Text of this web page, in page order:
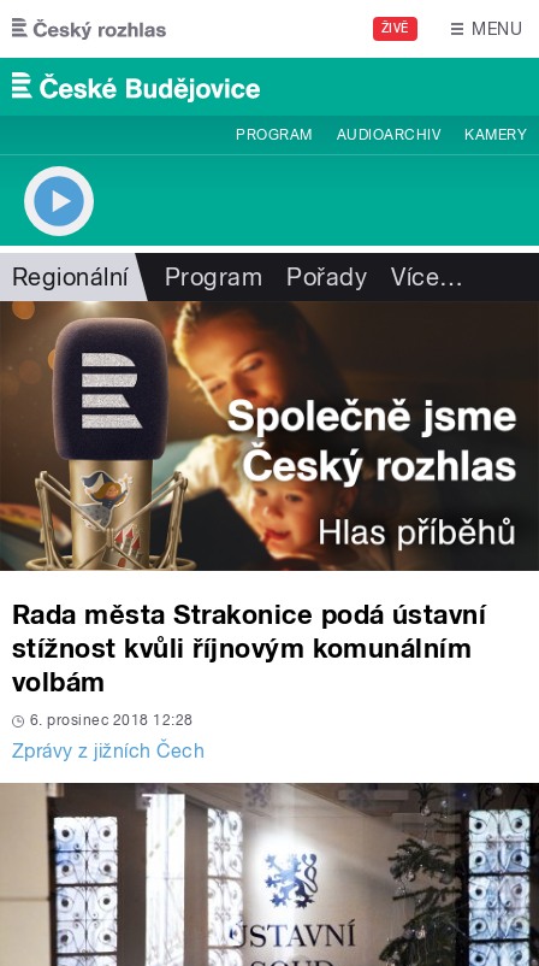
Přejít k hlavnímu obsahu
ŽIVĚ MENU
PROGRAM AUDIOARCHIV KAMERY
Regionální Program Pořady Více…
Rada města Strakonice podá ústavní
stížnost kvůli říjnovým komunálním
volbám
6. prosinec 2018 12:28
Zprávy z jižních Čech